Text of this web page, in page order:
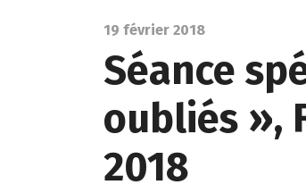
19 février 2018
Séance
oubliés »,
2018